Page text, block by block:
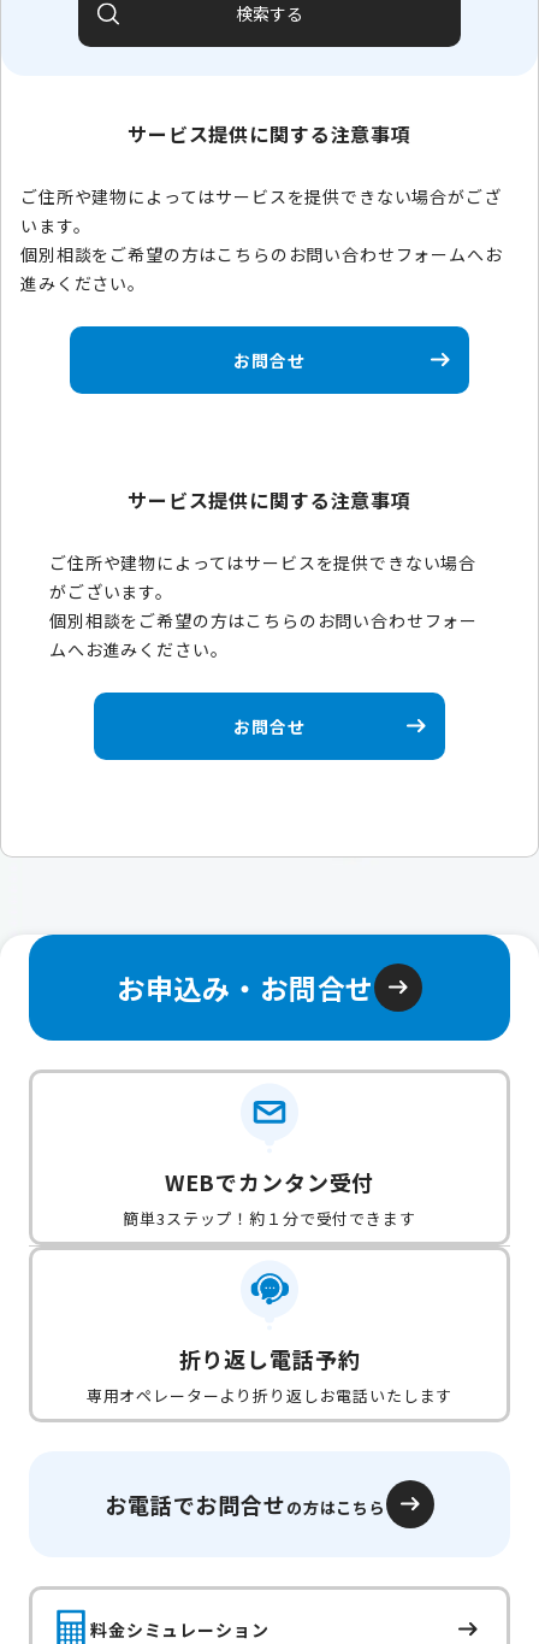
検索する
サービス提供に関する注意事項
ご住所や建物によってはサービスを提供できない場合がござ
います。
個別相談をご希望の方はこちらのお問い合わせフォームへお
進みください。
お問合せ
サービス提供に関する注意事項
ご住所や建物によってはサービスを提供できない場合
がございます。
個別相談をご希望の方はこちらのお問い合わせフォー
ムへお進みください。
お問合せ
お申込み・お問合せ
WEBでカンタン受付
簡単3ステップ！約１分で受付できます
折り返し電話予約
専用オペレーターより折り返しお電話いたします
お電話でお問合せの方はこちら
料金シミュレーション